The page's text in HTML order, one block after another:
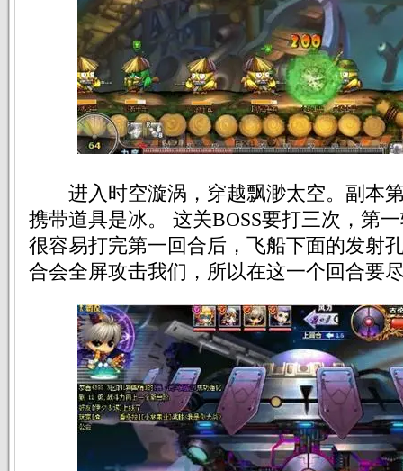
进入时空漩涡，穿越飘渺太空。副本第
携带道具是冰。 这关BOSS要打三次，第
很容易打完第一回合后，飞船下面的发射
合会全屏攻击我们，所以在这一个回合要